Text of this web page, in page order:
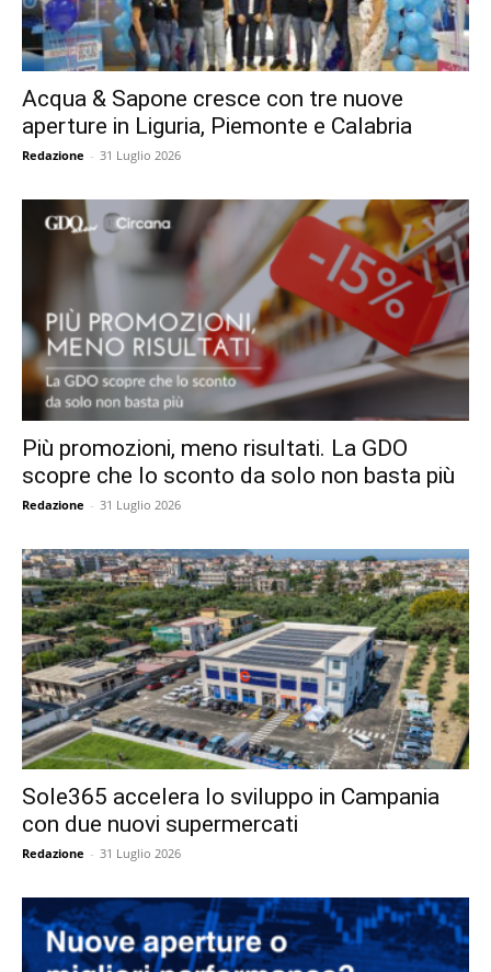
Acqua & Sapone cresce con tre nuove
aperture in Liguria, Piemonte e Calabria
Redazione - 31 Luglio 2026
Più promozioni, meno risultati. La GDO
scopre che lo sconto da solo non basta più
Redazione - 31 Luglio 2026
Sole365 accelera lo sviluppo in Campania
con due nuovi supermercati
Redazione - 31 Luglio 2026